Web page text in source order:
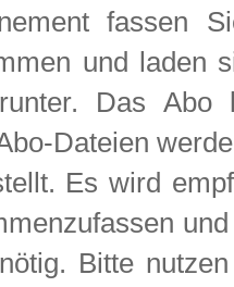
fassen
und laden
Das
Dateien
Es wird
Bitte